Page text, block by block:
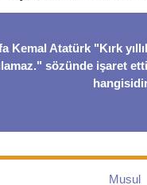
Kemal Atatürk "Kırk
sözünde işaret
Musul